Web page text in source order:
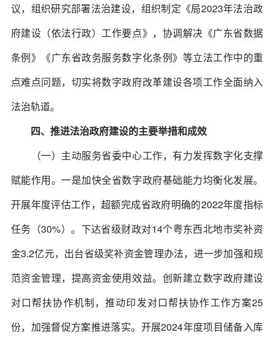
议，组织研究部署法治建设，组织制定《局2023年法治政
府建设（依法行政）工作要点》，协调解决《广东省数据
条例》《广东省政务服务数字化条例》等立法工作中的重
点难点问题，切实将数字政府改革建设各项工作全面纳入
法治轨道。
四、推进法治政府建设的主要举措和成效
（一）主动服务省委中心工作，有力发挥数字化支撑
赋能作用。一是加快全省数字政府基础能力均衡化发展。
开展年度评估工作，超额完成省政府明确的2022年度指标
任务（30%）。下达省级财政对14个粤东西北地市奖补资
金3.2亿元，出台省级奖补资金管理办法，进一步加强和规
范资金管理，提高资金使用效益。创新建立数字政府建设
对口帮扶协作机制，推动印发对口帮扶协作工作方案25
份，加强督促方案推进落实。开展2024年度项目储备入库